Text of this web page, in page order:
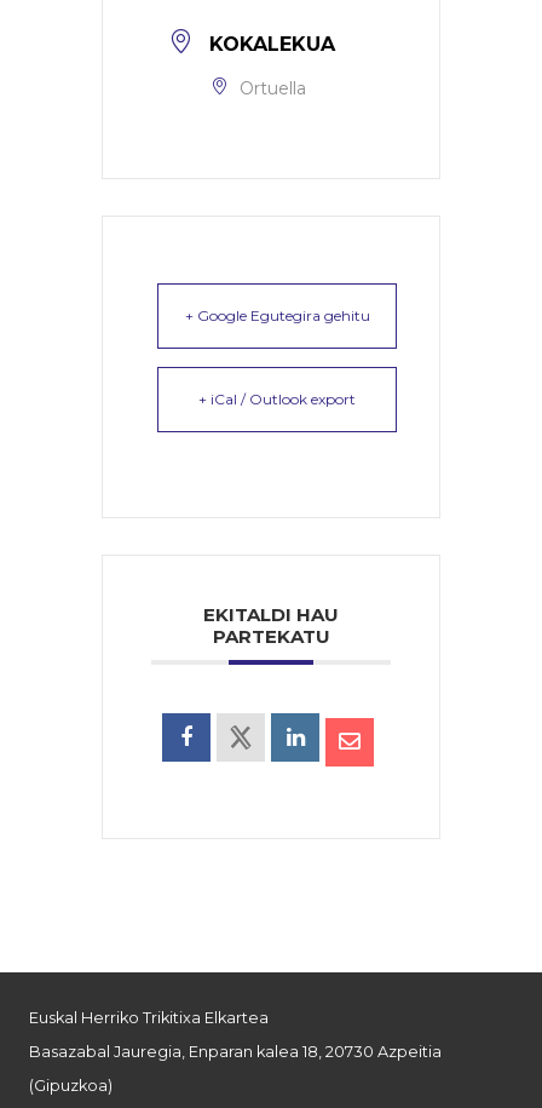
KOKALEKUA
Ortuella
+ Google Egutegira gehitu
+ iCal / Outlook export
EKITALDI HAU
PARTEKATU
Euskal Herriko Trikitixa Elkartea
Basazabal Jauregia, Enparan kalea 18, 20730 Azpeitia
(Gipuzkoa)